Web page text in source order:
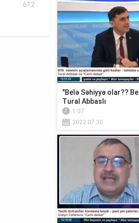
612
"Belə Səhiyyə olar??
Tural Abbaslı
1:07
2022.07.30